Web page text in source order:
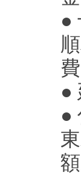
●
●
●